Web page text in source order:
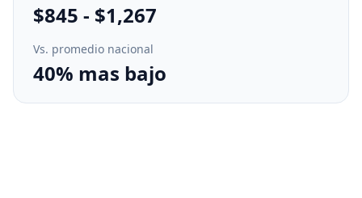
$845 - $1,267
Vs. promedio nacional
40% mas bajo